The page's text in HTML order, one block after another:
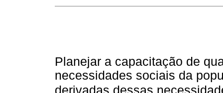
Planejar a capacitação de
necessidades sociais da